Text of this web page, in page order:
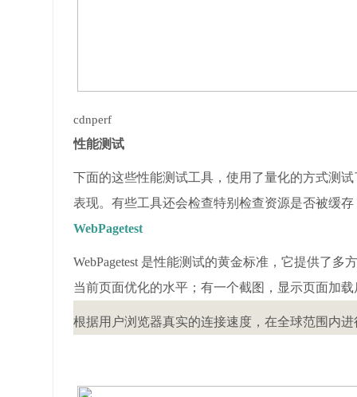
cdnperf
性能测试
下面的这些性能测试工具，使用了量化的方式测
表现。有些工具还会检查特别检查资源是否被缓存
WebPagetest
WebPagetest 是性能测试的黄金标准，它提供了
当前页面优化的水平；有一个截图，显示页面加
根据用户浏览器真实的连接速度，在全球范围内